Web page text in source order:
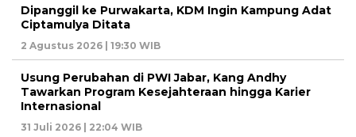
Dipanggil ke Purwakarta, KDM Ingin Kampung Adat
Ciptamulya Ditata
2 Agustus 2026 | 19:30 WIB
Usung Perubahan di PWI Jabar, Kang Andhy
Tawarkan Program Kesejahteraan hingga Karier
Internasional
31 Juli 2026 | 22:04 WIB